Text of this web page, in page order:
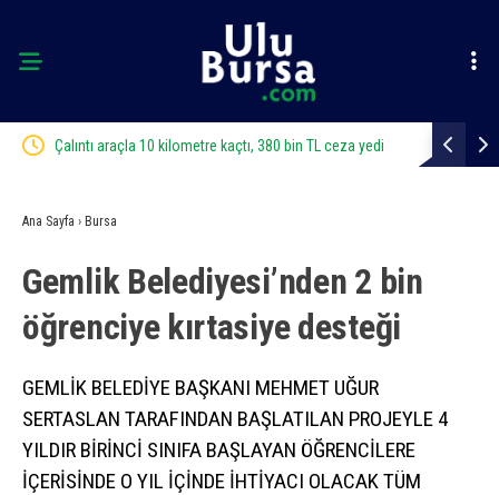
Bursa’da zihinsel engelli adamdan haber alınamıyor Tarihi
Ana Sayfa › Bursa
Gemlik Belediyesi’nden 2 bin
öğrenciye kırtasiye desteği
GEMLİK BELEDİYE BAŞKANI MEHMET UĞUR
SERTASLAN TARAFINDAN BAŞLATILAN PROJEYLE 4
YILDIR BİRİNCİ SINIFA BAŞLAYAN ÖĞRENCİLERE
İÇERİSİNDE O YIL İÇİNDE İHTİYACI OLACAK TÜM